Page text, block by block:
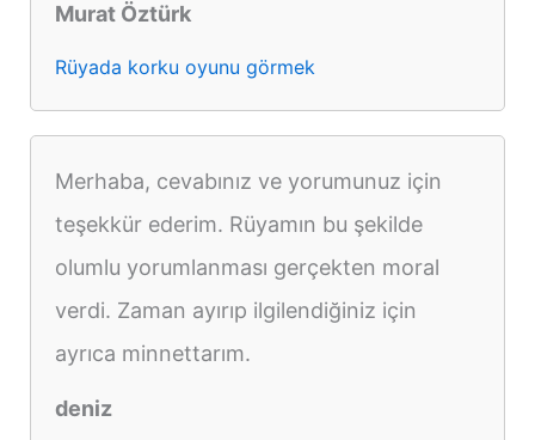
Murat Öztürk
Rüyada korku oyunu görmek
Merhaba, cevabınız ve yorumunuz için
teşekkür ederim. Rüyamın bu şekilde
olumlu yorumlanması gerçekten moral
verdi. Zaman ayırıp ilgilendiğiniz için
ayrıca minnettarım.
deniz